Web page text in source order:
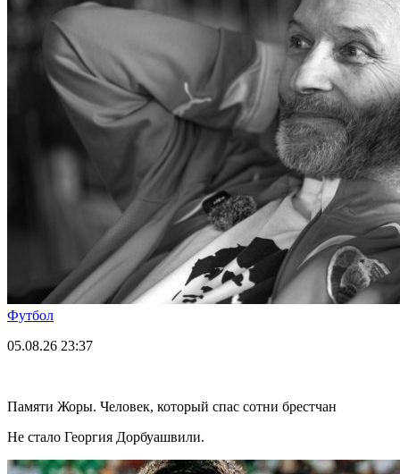
Футбол
05.08.26 23:37
Памяти Жоры. Человек, который спас сотни брестчан
Не стало Георгия Дорбуашвили.